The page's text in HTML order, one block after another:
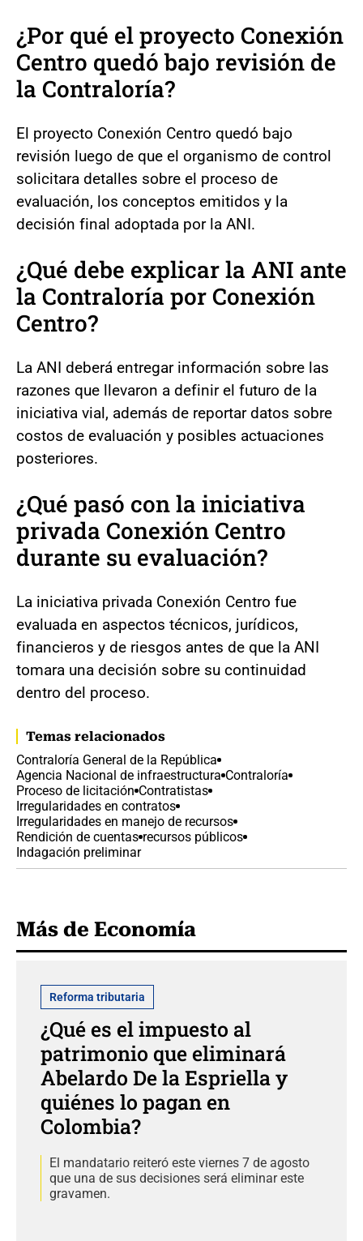
¿Por qué el proyecto Conexión
Centro quedó bajo revisión de
la Contraloría?
El proyecto Conexión Centro quedó bajo
revisión luego de que el organismo de control
solicitara detalles sobre el proceso de
evaluación, los conceptos emitidos y la
decisión final adoptada por la ANI.
¿Qué debe explicar la ANI ante
la Contraloría por Conexión
Centro?
La ANI deberá entregar información sobre las
razones que llevaron a definir el futuro de la
iniciativa vial, además de reportar datos sobre
costos de evaluación y posibles actuaciones
posteriores.
¿Qué pasó con la iniciativa
privada Conexión Centro
durante su evaluación?
La iniciativa privada Conexión Centro fue
evaluada en aspectos técnicos, jurídicos,
financieros y de riesgos antes de que la ANI
tomara una decisión sobre su continuidad
dentro del proceso.
Temas relacionados
Contraloría General de la República
Agencia Nacional de infraestructura Contraloría
Proceso de licitación Contratistas
Irregularidades en contratos
Irregularidades en manejo de recursos
Rendición de cuentas recursos públicos
Indagación preliminar
Más de Economía
Reforma tributaria
¿Qué es el impuesto al
patrimonio que eliminará
Abelardo De la Espriella y
quiénes lo pagan en
Colombia?
El mandatario reiteró este viernes 7 de agosto
que una de sus decisiones será eliminar este
gravamen.